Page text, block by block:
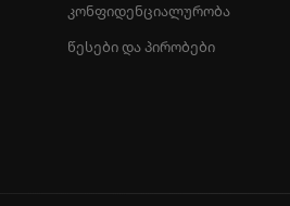
კონფიდენციალურობა
წესები და პირობები